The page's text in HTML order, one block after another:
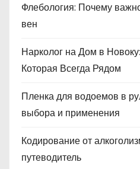
Флебология: Почему
вен
Нарколог на Дом в
Которая Всегда Рядом
Пленка для водоемов в
выбора и применения
Кодирование от
путеводитель